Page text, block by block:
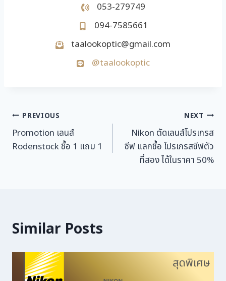
053-279749
094-7585661
taalookoptic@gmail.com
@taalookoptic
แนะแนว
เรื่อง
PREVIOUS
Promotion เลนส์
Rodenstock ชื้อ 1 แถม 1
NEXT
Nikon ตัดเลนส์โปรเกรส
ซีฟ แลกชื้อ โปรเกรสซีฟตัว
ที่สอง ได้ในราคา 50%
Similar Posts